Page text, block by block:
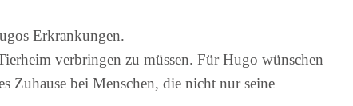
Erkrankungen.
verbringen zu müssen. Für Hugo wünschen
Zuhause bei Menschen, die nicht nur seine